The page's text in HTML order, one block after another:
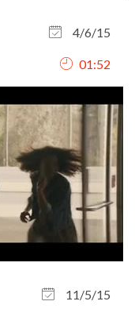
4/6/15
01:52
11/5/15